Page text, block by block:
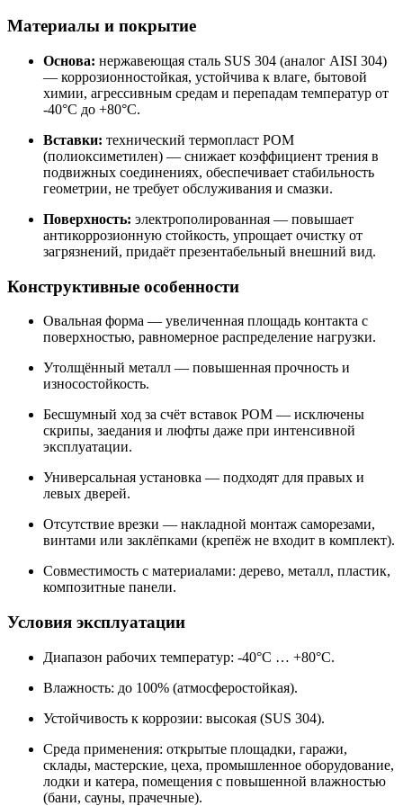
Материалы и покрытие
Основа: нержавеющая сталь SUS 304 (аналог AISI 304)
— коррозионностойкая, устойчива к влаге, бытовой
химии, агрессивным средам и перепадам температур от
-40°C до +80°C.
Вставки: технический термопласт POM
(полиоксиметилен) — снижает коэффициент трения в
подвижных соединениях, обеспечивает стабильность
геометрии, не требует обслуживания и смазки.
Поверхность: электрополированная — повышает
антикоррозионную стойкость, упрощает очистку от
загрязнений, придаёт презентабельный внешний вид.
Конструктивные особенности
Овальная форма — увеличенная площадь контакта с
поверхностью, равномерное распределение нагрузки.
Утолщённый металл — повышенная прочность и
износостойкость.
Бесшумный ход за счёт вставок POM — исключены
скрипы, заедания и люфты даже при интенсивной
эксплуатации.
Универсальная установка — подходят для правых и
левых дверей.
Отсутствие врезки — накладной монтаж саморезами,
винтами или заклёпками (крепёж не входит в комплект).
Совместимость с материалами: дерево, металл, пластик,
композитные панели.
Условия эксплуатации
Диапазон рабочих температур: -40°C … +80°C.
Влажность: до 100% (атмосферостойкая).
Устойчивость к коррозии: высокая (SUS 304).
Среда применения: открытые площадки, гаражи,
склады, мастерские, цеха, промышленное оборудование,
лодки и катера, помещения с повышенной влажностью
(бани, сауны, прачечные).